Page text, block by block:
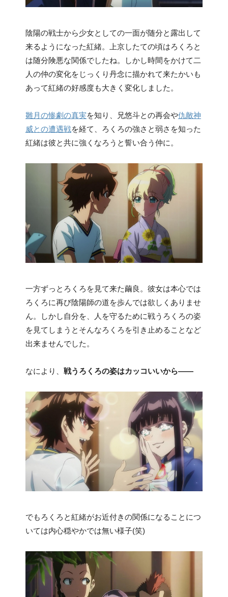
陰陽の戦士から少女としての一面が随分と露出して
来るようになった紅緒。上京したての頃はろくろと
は随分険悪な関係でしたね。しかし時間をかけて二
人の仲の変化をじっくり丹念に描かれて来たかいも
あって紅緒の好感度も大きく変化しました。
雛月の惨劇の真実を知り、兄悠斗との再会や仇敵神
威との遭遇戦を経て、ろくろの強さと弱さを知った
紅緒は彼と共に強くなろうと誓い合う仲に。
一方ずっとろくろを見て来た繭良。彼女は本心では
ろくろに再び陰陽師の道を歩んでは欲しくありませ
ん。しかし自分を、人を守るために戦うろくろの姿
を見てしまうとそんなろくろを引き止めることなど
出来ませんでした。
なにより、 戦うろくろの姿はカッコいいから――
でもろくろと紅緒がお近付きの関係になることにつ
いては内心穏やかでは無い様子(笑)